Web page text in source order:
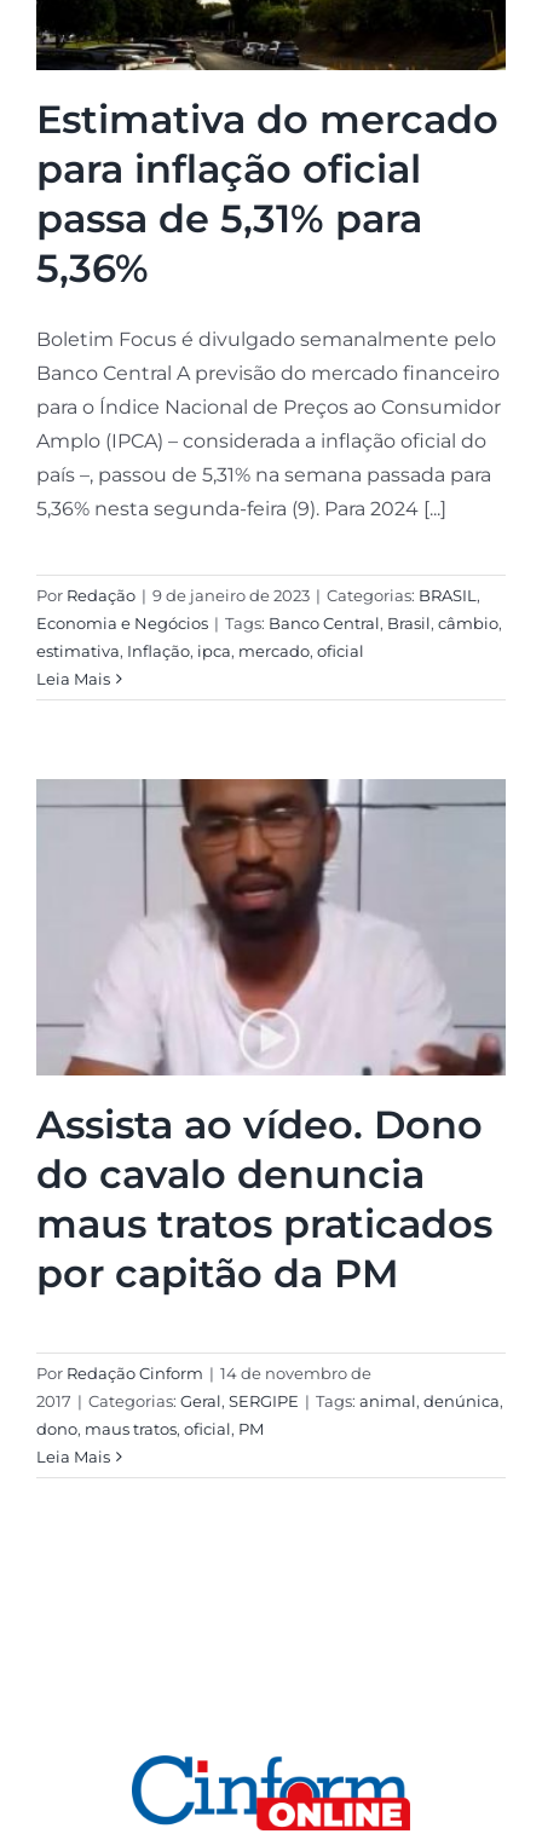
Estimativa do mercado
para inflação oficial
passa de 5,31% para
5,36%
Boletim Focus é divulgado semanalmente pelo
Banco Central A previsão do mercado financeiro
para o Índice Nacional de Preços ao Consumidor
Amplo (IPCA) – considerada a inflação oficial do
país –, passou de 5,31% na semana passada para
5,36% nesta segunda-feira (9). Para 2024 [...]
Por Redação | 9 de janeiro de 2023 | Categorias: BRASIL,
Economia e Negócios | Tags: Banco Central, Brasil, câmbio,
estimativa, Inflação, ipca, mercado, oficial
Leia Mais
Assista ao vídeo. Dono
do cavalo denuncia
maus tratos praticados
por capitão da PM
Por Redação Cinform | 14 de novembro de
2017 | Categorias: Geral, SERGIPE | Tags: animal, denúnica,
dono, maus tratos, oficial, PM
Leia Mais